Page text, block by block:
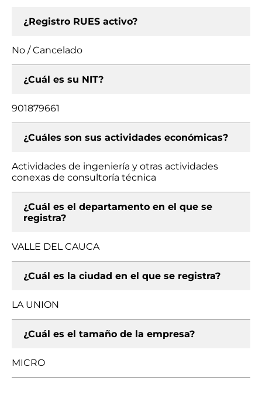
¿Registro RUES activo?
No / Cancelado
¿Cuál es su NIT?
901879661
¿Cuáles son sus actividades económicas?
Actividades de ingeniería y otras actividades
conexas de consultoría técnica
¿Cuál es el departamento en el que se
registra?
VALLE DEL CAUCA
¿Cuál es la ciudad en el que se registra?
LA UNION
¿Cuál es el tamaño de la empresa?
MICRO